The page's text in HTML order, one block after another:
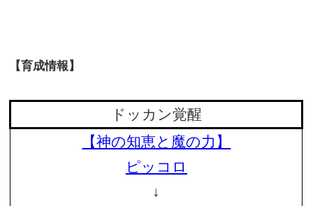
【育成情報】
ドッカン覚醒
【神の知恵と魔の力】
ピッコロ
↓